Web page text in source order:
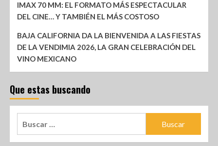
IMAX 70 MM: EL FORMATO MÁS ESPECTACULAR
DEL CINE… Y TAMBIÉN EL MÁS COSTOSO
BAJA CALIFORNIA DA LA BIENVENIDA A LAS FIESTAS
DE LA VENDIMIA 2026, LA GRAN CELEBRACIÓN DEL
VINO MEXICANO
Que estas buscando